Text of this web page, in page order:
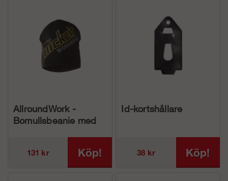
AllroundWork -
Bomullsbeanie med
131 kr Köp!
Id-kortshållare
38 kr Köp!